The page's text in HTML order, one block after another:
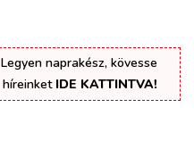
Legyen naprakész, kövesse
híreinket IDE KATTINTVA!